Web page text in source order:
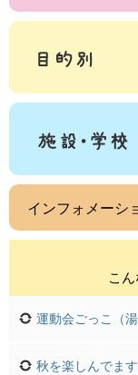
インフォメーシ
こ
運動会ごっこ（湯
秋を楽しんでま